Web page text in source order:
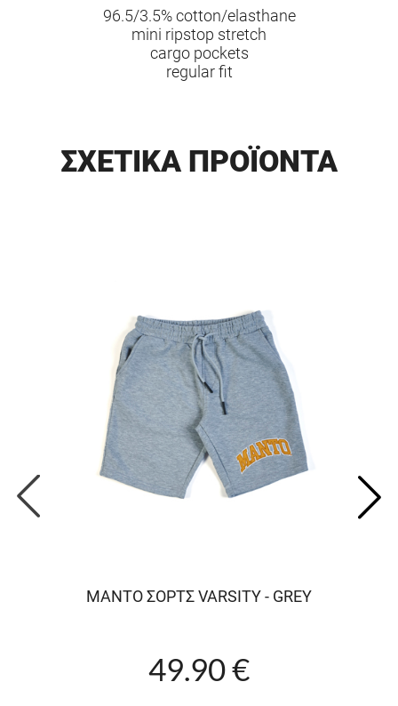
96.5/3.5% cotton/elasthane
mini ripstop stretch
cargo pockets
regular fit
ΣΧΕΤΙΚΑ ΠΡΟΪΟΝΤΑ
MANTO ΣOΡΤΣ VARSITY - GREY
49.90 €